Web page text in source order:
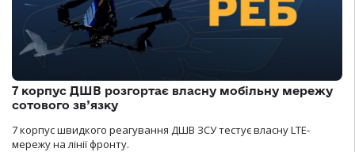
7 корпус ДШВ розгортає власну мобільну мережу
сотового зв’язку
7 корпус швидкого реагування ДШВ ЗСУ тестує власну LTE-
мережу на лінії фронту.